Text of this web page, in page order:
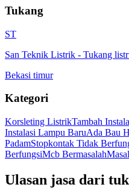
Tukang
ST
San Teknik Listrik - Tukang
Bekasi timur
Kategori
Korsleting ListrikTambah
Instalasi Lampu BaruAda Bau
PadamStopkontak Tidak
BerfungsiMcb Bermasalah
Ulasan jasa dari